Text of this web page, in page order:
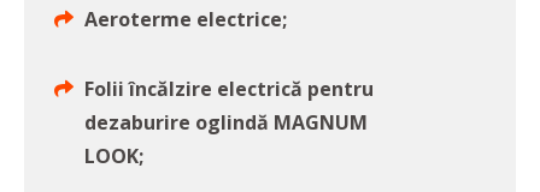
Aeroterme electrice;
Folii încălzire electrică pentru
dezaburire oglindă MAGNUM
LOOK;